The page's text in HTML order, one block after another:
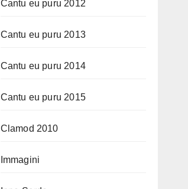
Cantu eu puru 2012
Cantu eu puru 2013
Cantu eu puru 2014
Cantu eu puru 2015
Clamod 2010
Immagini